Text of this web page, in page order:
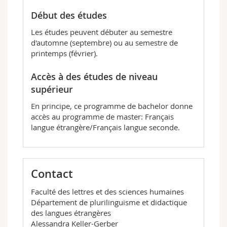
interactionnelle et des stratégies de
La partieLinguistique appliquéeintroduit les
notions théoriques de description de la langue
dans des séminaires visant la pratique de
l'enseignement, notamment celui de la
grammaire, du lexique et l'utilisation des
médias en classe de langue.
La partieDidactique du FLEcomprend une
introduction théorique au domaine de
l'acquisition des langues étrangères et secondes
puis une large palette de séminaires visant le
pratiques pour l'enseignement du FLE, tels que
les outils d'évaluation, la didactique de l'oral, de
la littérature, de l'écrit, les techniques de
l'information et de la communication pour
l'enseignement (TICE) ainsi que la didactique du
Début des études
Les études peuvent débuter au semestre
d'automne (septembre) ou au semestre de
printemps (février).
Accès à des études de niveau
supérieur
En principe, ce programme de bachelor donne
accès au programme de master: Français
langue étrangère/Français langue seconde.
Contact
Faculté des lettres et des sciences humaines
Département de plurilinguisme et didactique
des langues étrangères
Alessandra Keller-Gerber